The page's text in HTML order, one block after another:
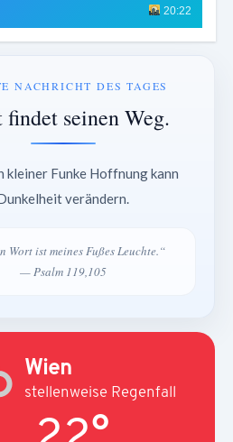
20:22
NACHRICHT DES TAGES
seinen Weg.
kleiner Funke Hoffnung kann
verändern.
Wort ist meines Fußes Leuchte.“
— Psalm 119,105
Wien
stellenweise Regenfall